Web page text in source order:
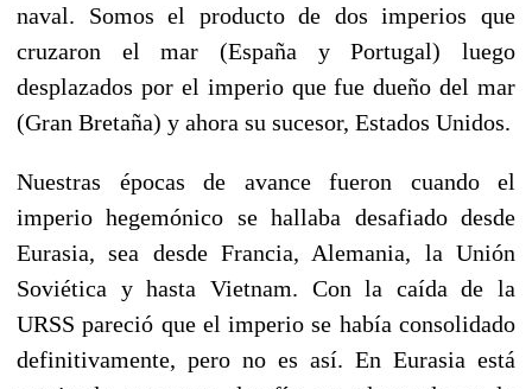
naval. Somos el producto de dos imperios que
cruzaron el mar (España y Portugal) luego
desplazados por el imperio que fue dueño del mar
(Gran Bretaña) y ahora su sucesor, Estados Unidos.
Nuestras épocas de avance fueron cuando el
imperio hegemónico se hallaba desafiado desde
Eurasia, sea desde Francia, Alemania, la Unión
Soviética y hasta Vietnam. Con la caída de la
URSS pareció que el imperio se había consolidado
definitivamente, pero no es así. En Eurasia está